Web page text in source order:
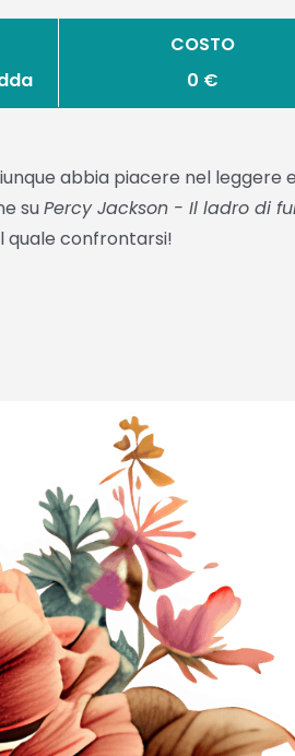
COSTO
0 €
abbia piacere nel leggere
suPercy Jackson - Il ladro di
quale confrontarsi!